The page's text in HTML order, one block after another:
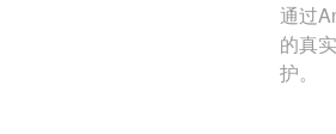
通过
的真
护。